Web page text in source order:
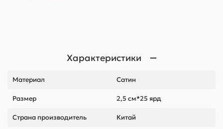
Характеристики
Материал Сатин
Размер 2,5 см*25 ярд
Страна производитель Китай